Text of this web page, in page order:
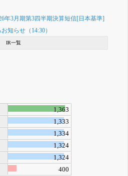
年3月期第3四半期決算短信[日本基準]
知らせ（14:30）
IR一覧
1,363
1,333
1,334
1,324
1,324
400